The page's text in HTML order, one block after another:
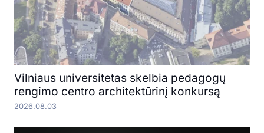
Vilniaus universitetas skelbia pedagogų
rengimo centro architektūrinį konkursą
2026.08.03